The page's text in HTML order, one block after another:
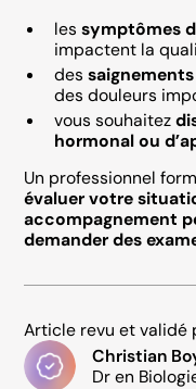
les symptômes
impactent la
des
des douleurs
vous souhaitez
hormonal ou
Un professionnel
évaluer votre
accompagnement
demander des
Article revu et validé
Christian
Dr en